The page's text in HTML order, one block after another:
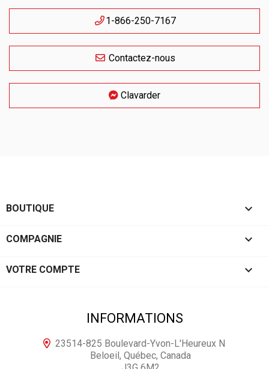
1-866-250-7167
Contactez-nous
Clavarder
BOUTIQUE 
COMPAGNIE 
VOTRE COMPTE 
INFORMATIONS
23514-825 Boulevard-Yvon-L'Heureux N
Beloeil, Québec, Canada